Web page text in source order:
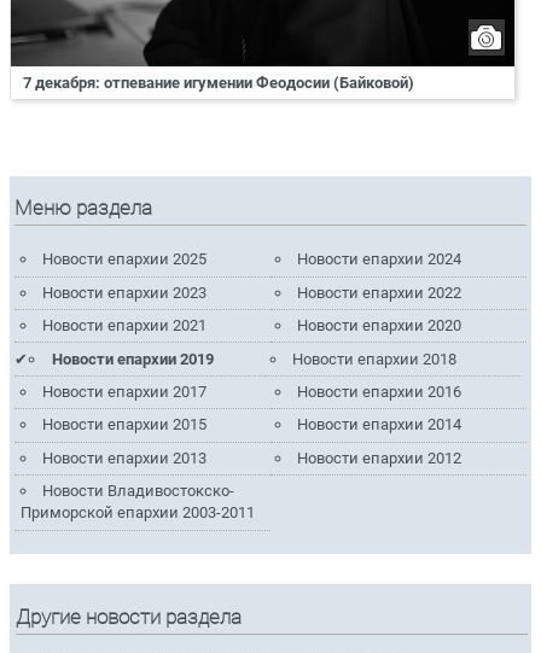
7 декабря: отпевание игумении Феодосии (Байковой)
Меню раздела
Новости епархии 2025
Новости епархии 2024
Новости епархии 2023
Новости епархии 2022
Новости епархии 2021
Новости епархии 2020
Новости епархии 2019
Новости епархии 2018
Новости епархии 2017
Новости епархии 2016
Новости епархии 2015
Новости епархии 2014
Новости епархии 2013
Новости епархии 2012
Новости Владивостокско-
Приморской епархии 2003-2011
Другие новости раздела